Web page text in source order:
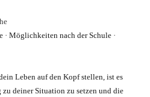
Möglichkeiten nach der Schule ·
Leben auf den Kopf stellen, ist es
deiner Situation zu setzen und die